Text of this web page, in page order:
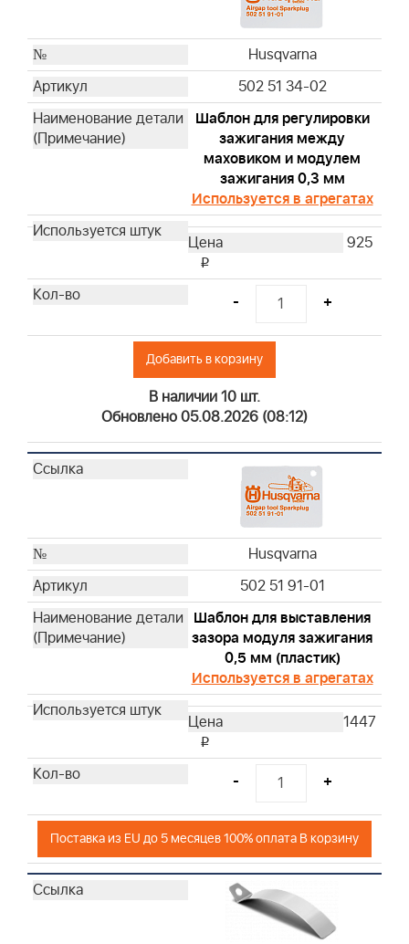
19480
19462
19620
19461
19545
19619
19493
19607
19266
19063
19547
19353
19468
19447
100009
CE5121
19300
Husqvarna
Husqvarna
Husqvarna
Husqvarna
Husqvarna
Husqvarna
Husqvarna
Husqvarna
Husqvarna
Husqvarna
Husqvarna
Husqvarna
Husqvarna
Husqvarna
502 51 34-02
Шаблон для регулировки
зажигания между
маховиком и модулем
зажигания 0,3 мм
Используется в агрегатах
925
i
- +
Добавить в корзину
В наличии 10 шт.
Обновлено 05.08.2026 (08:12)
Husqvarna
502 51 91-01
Шаблон для выставления
зазора модуля зажигания
0,5 мм (пластик)
Используется в агрегатах
1447
i
- +
Поставка из EU до 5 месяцев 100% оплата В корзину